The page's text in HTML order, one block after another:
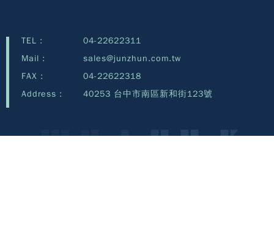
TEL :
04-22622311
Mail :
sales@junzhun.com.tw
FAX :
04-22622318
Address :
40253 台中市南區新和街123號